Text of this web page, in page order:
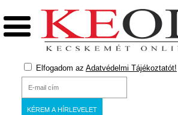
Elfogadom az Adatvédelmi Tájékoztatót!